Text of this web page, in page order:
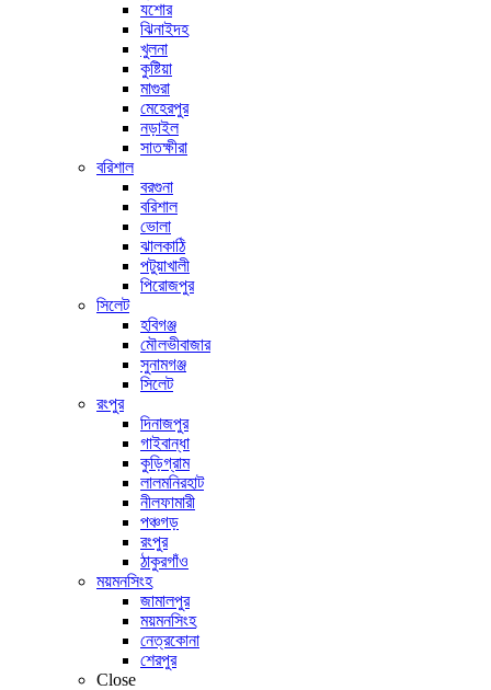
যশোর
ঝিনাইদহ
খুলনা
কুষ্টিয়া
মাগুরা
মেহেরপুর
নড়াইল
সাতক্ষীরা
বরিশাল
বরগুনা
বরিশাল
ভোলা
ঝালকাঠি
পটুয়াখালী
পিরোজপুর
সিলেট
হবিগঞ্জ
মৌলভীবাজার
সুনামগঞ্জ
সিলেট
রংপুর
দিনাজপুর
গাইবান্ধা
কুড়িগ্রাম
লালমনিরহাট
নীলফামারী
পঞ্চগড়
রংপুর
ঠাকুরগাঁও
ময়মনসিংহ
জামালপুর
ময়মনসিংহ
নেত্রকোনা
শেরপুর
Close